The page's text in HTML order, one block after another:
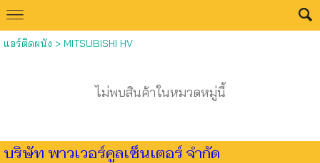
แอร์ติดผนัง > MITSUBISHI HV
ไม่พบสินค้าในหมวดหมู่นี้
บริษัท พาวเวอร์คูลเซ็นเตอร์ จำกัด